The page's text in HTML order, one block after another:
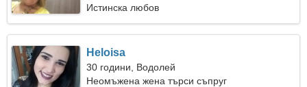
Истинска любов
Heloisa
30 години, Водолей
Неомъжена жена търси съпруг